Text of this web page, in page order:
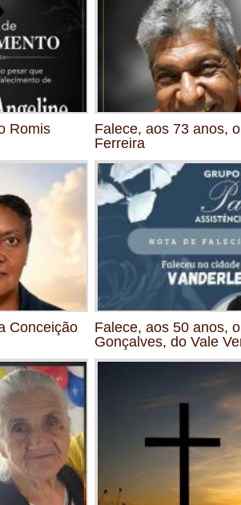
Romis
Falece, aos 73 anos,
Ferreira
Conceição
Falece, aos 50 anos,
Gonçalves, do Vale